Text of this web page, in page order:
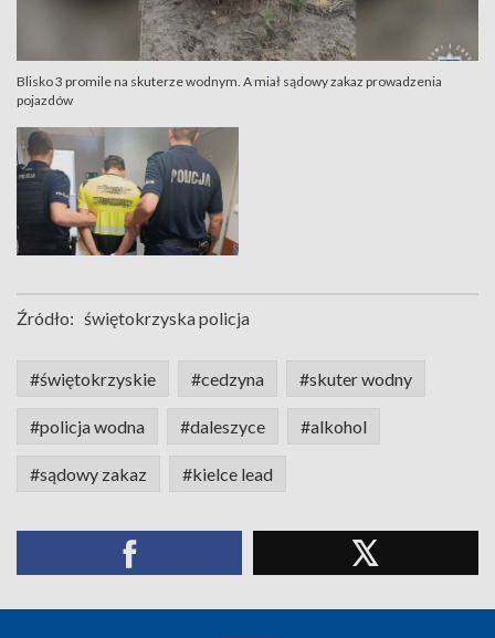
Blisko 3 promile na skuterze wodnym. A miał sądowy zakaz prowadzenia
pojazdów
Źródło: świętokrzyska policja
#świętokrzyskie #cedzyna #skuter wodny
#policja wodna #daleszyce #alkohol
#sądowy zakaz #kielce lead